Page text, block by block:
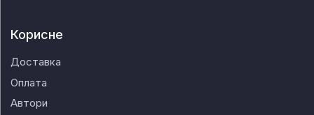
Корисне
Доставка
Оплата
Автори